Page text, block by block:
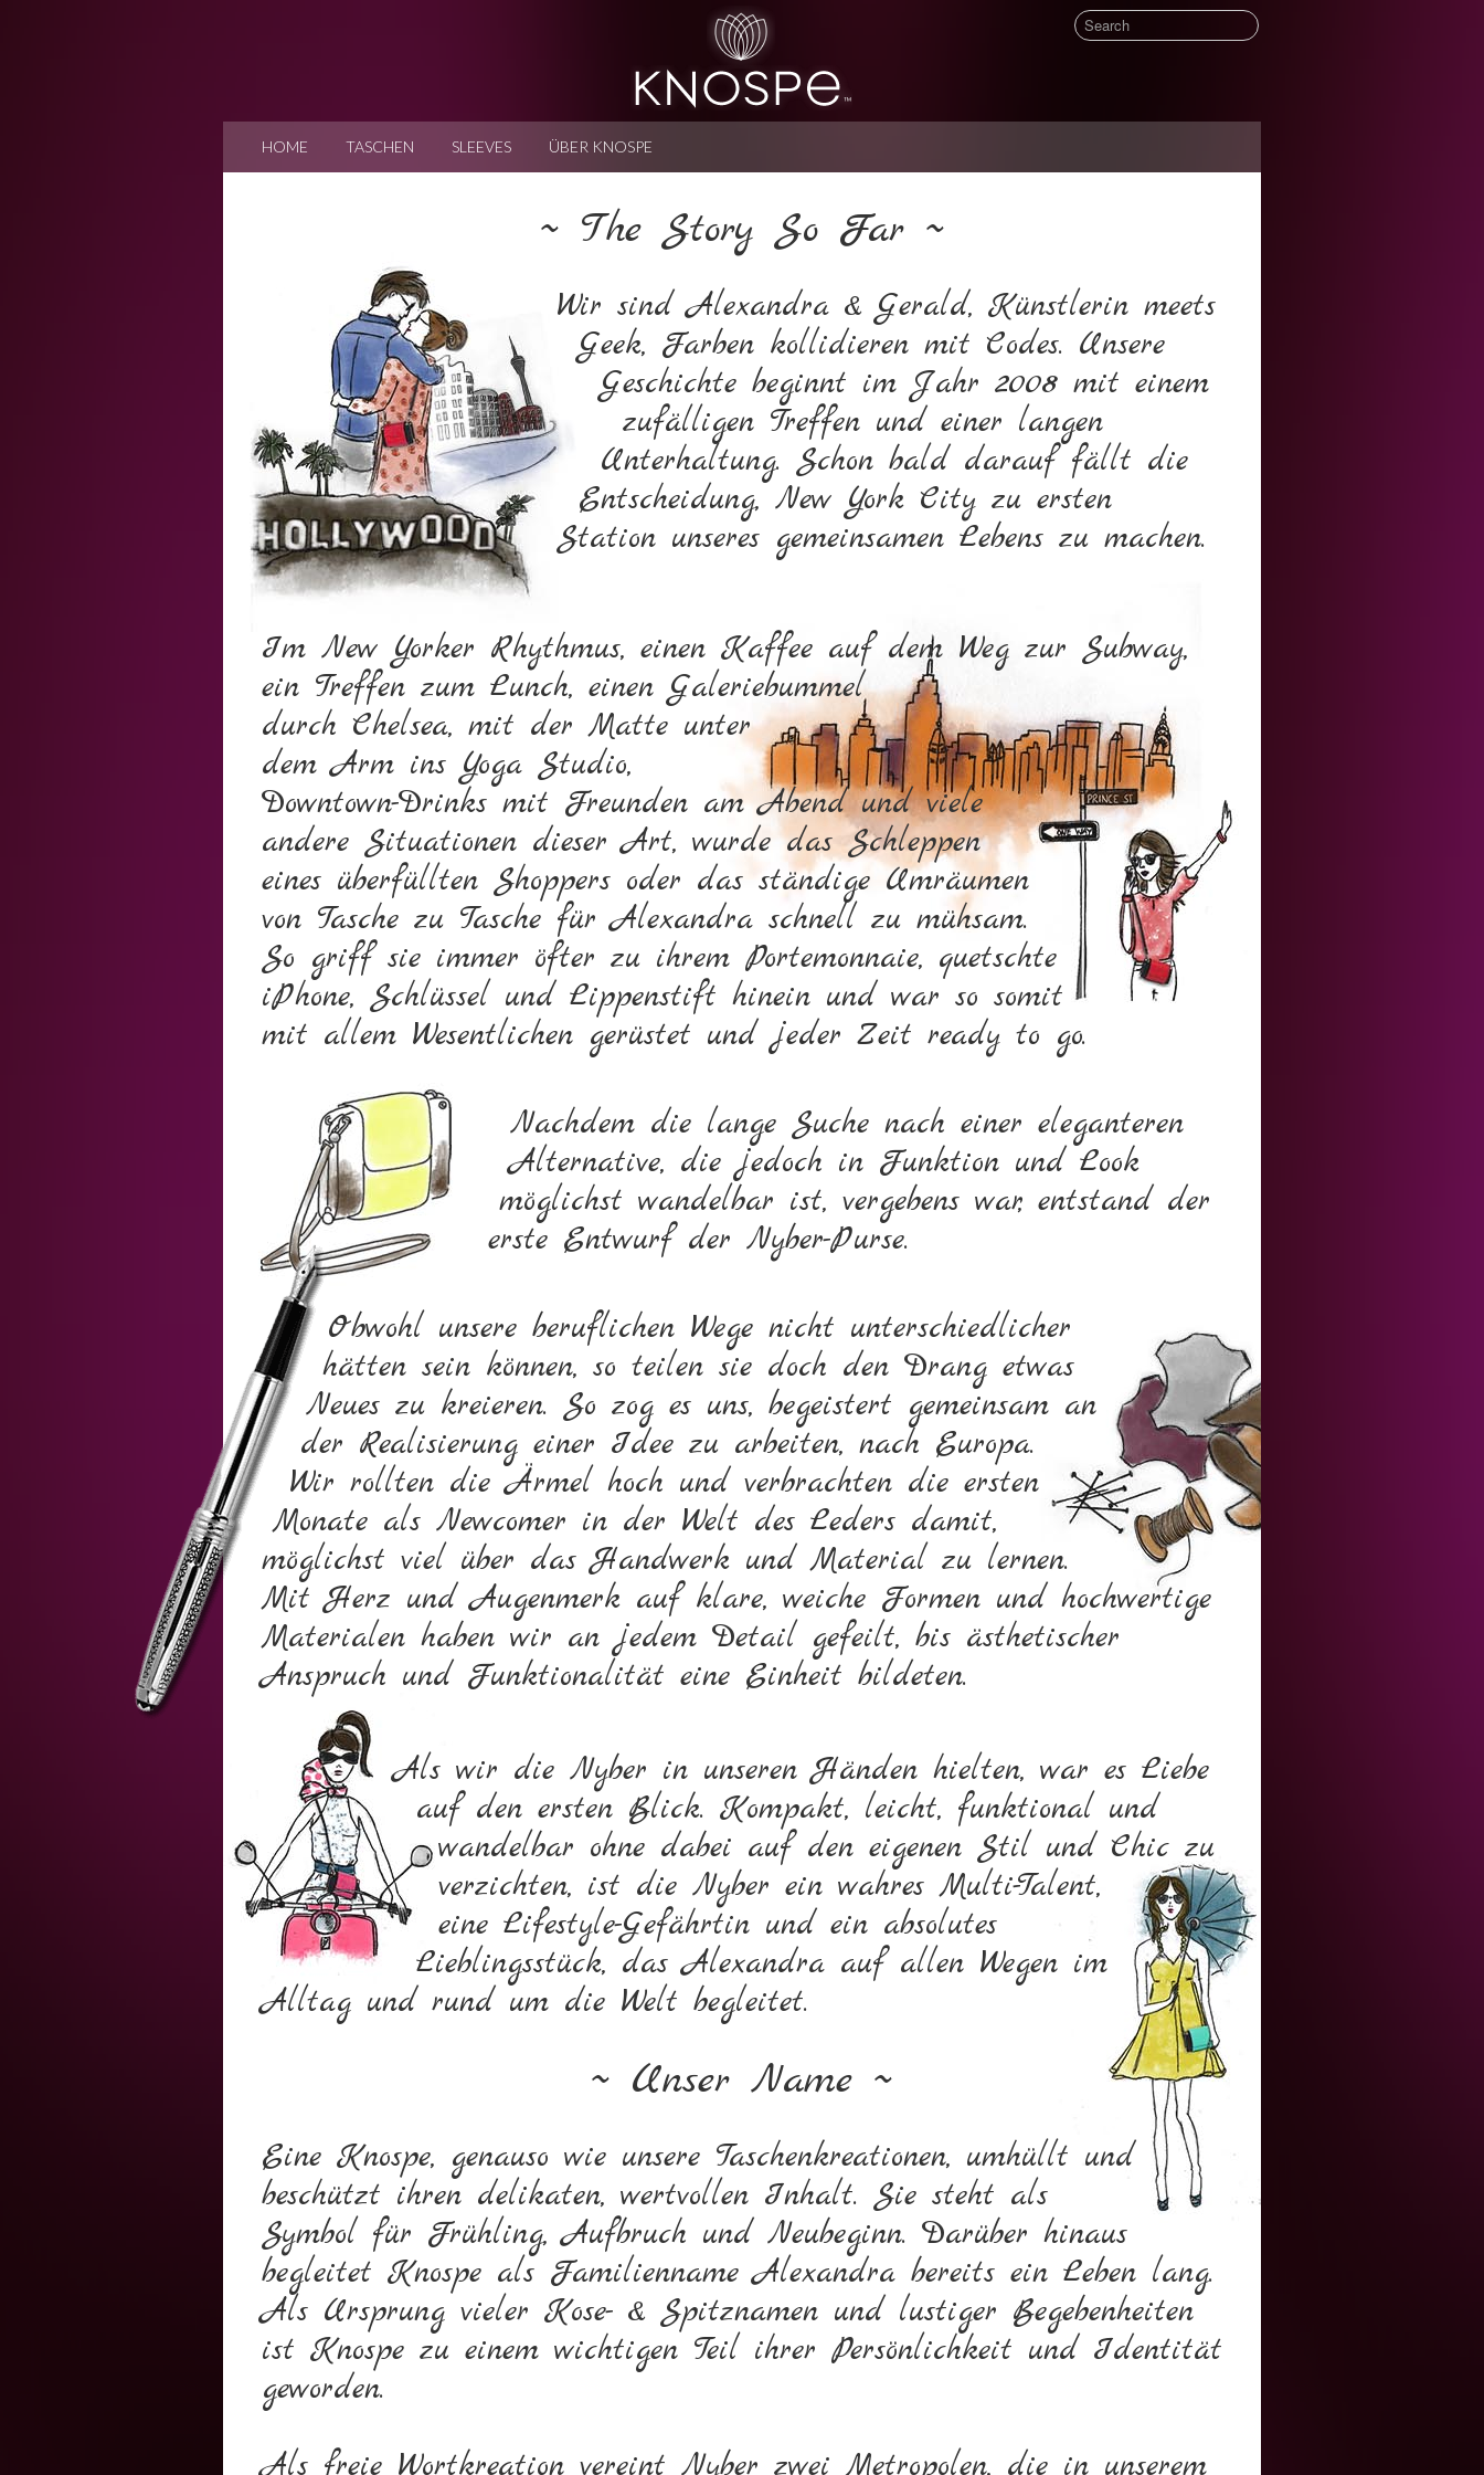
HOME TASCHEN SLEEVES ÜBER KNOSPE
~ The Story So Far ~
Wir sind Alexandra & Gerald, Künstlerin meets
Geek, Farben kollidieren mit Codes. Unsere
Geschichte beginnt im Jahr 2008 mit einem
zufälligen Treffen und einer langen
Unterhaltung. Schon bald darauf fällt die
Entscheidung, New York City zu ersten
Station unseres gemeinsamen Lebens zu machen.
Im New Yorker Rhythmus, einen Kaffee auf dem Weg zur Subway,
ein Treffen zum Lunch, einen Galeriebummel
durch Chelsea, mit der Matte unter
dem Arm ins Yoga Studio,
Downtown-Drinks mit Freunden am Abend und viele
andere Situationen dieser Art, wurde das Schleppen
eines überfüllten Shoppers oder das ständige Umräumen
von Tasche zu Tasche für Alexandra schnell zu mühsam.
So griff sie immer öfter zu ihrem Portemonnaie, quetschte
iPhone, Schlüssel und Lippen­stift hinein und war so somit
mit allem Wesentlichen gerüstet und jeder Zeit ready to go.
Nachdem die lange Suche nach einer eleganteren
Alternative, die jedoch in Funktion und Look
möglichst wandelbar ist, vergebens war, entstand der
erste Entwurf der Nyber-Purse.
Obwohl unsere beruflichen Wege nicht unterschiedlicher
hätten sein können, so teilen sie doch den Drang etwas
Neues zu kreieren. So zog es uns, begeistert gemeinsam an
der Realisierung einer Idee zu arbeiten, nach Europa.
Wir rollten die Ärmel hoch und ver­brachten die ersten
Monate als Newcomer in der Welt des Leders damit,
möglichst viel über das Handwerk und Material zu lernen.
Mit Herz und Augenmerk auf klare, weiche Formen und hochwertige
Materialen haben wir an jedem Detail gefeilt, bis ästhetischer
Anspruch und Funktionalität eine Einheit bildeten.
Als wir die Nyber in unseren Händen hielten, war es Liebe
auf den ersten Blick. Kompakt, leicht, funktional und
wandelbar ohne dabei auf den eigenen Stil und Chic zu
verzichten, ist die Nyber ein wahres Multi-Talent,
eine Lifestyle-Gefährtin und ein absolutes
Lieblings­stück, das Alexandra auf allen Wegen im
Alltag und rund um die Welt begleitet.
~ Unser Name ~
Eine Knospe, genauso wie unsere Taschenkreationen, umhüllt und
beschützt ihren delikaten, wertvollen Inhalt. Sie steht als
Symbol für Frühling, Aufbruch und Neubeginn. Darüber hinaus
begleitet Knospe als Familienname Alexandra bereits ein Leben lang.
Als Ursprung vieler Kose- & Spitznamen und lustiger Begebenheiten
ist Knospe zu einem wichtigen Teil ihrer Persönlichkeit und Identität
geworden.